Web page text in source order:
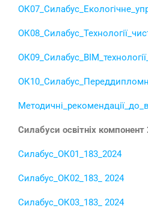
Силабуси освітніх
Силабус_ОК01_183_2024
Силабус_ОК02_183_ 2024
Силабус_ОК03_183_ 2024